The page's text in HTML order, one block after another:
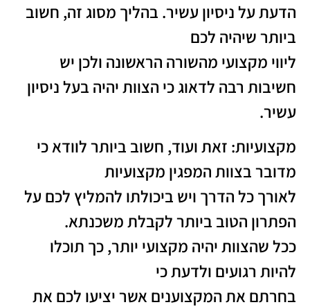
הדעת על ניסיון עשיר. בהליך מסוג זה, חשוב
ביותר שיהיה לכם
ליווי מקצועי מהשורה הראשונה ולכן יש
חשיבות רבה לדאוג כי הצוות יהיה בעל ניסיון
עשיר.
מקצועיות: זאת ועוד, חשוב ביותר לוודא כי
מדובר בצוות המפגין מקצועיות
לאורך כל הדרך ויש ביכולתו להמליץ לכם על
הפתרון הטוב ביותר לקבלת משכנתא.
ככל שהצוות יהיה מקצועי יותר, כך תוכלו
להיות רגועים ולדעת כי
בחרתם את המקצוענים אשר יציעו לכם את